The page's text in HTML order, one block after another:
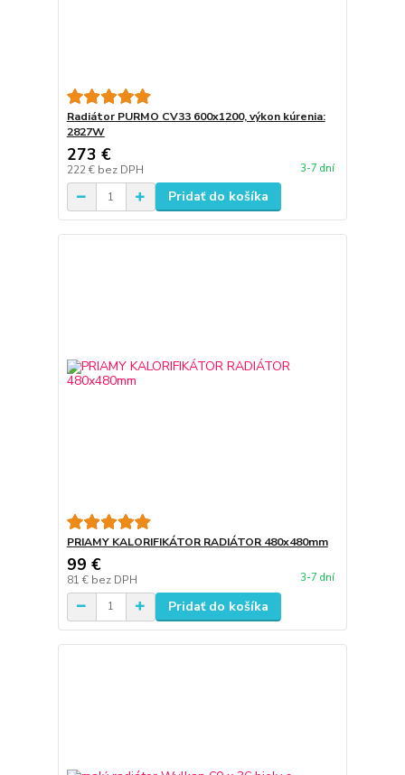
Radiátor PURMO CV33 600x1200, výkon kúrenia:
2827W
273 €
222 € bez DPH 3-7 dní
Pridať do košíka
PRIAMY KALORIFIKÁTOR RADIÁTOR 480x480mm
99 €
81 € bez DPH 3-7 dní
Pridať do košíka